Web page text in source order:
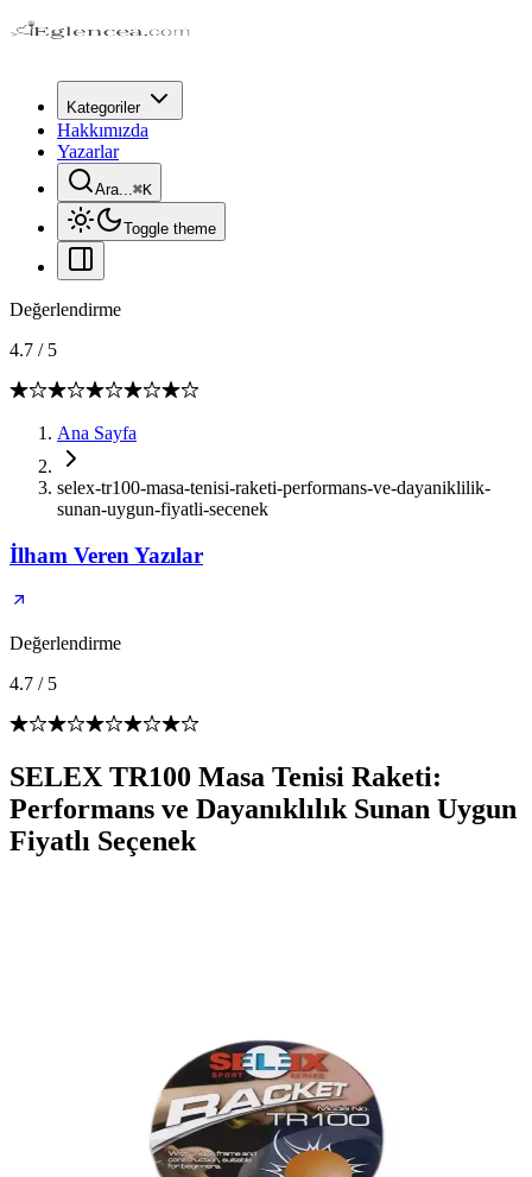
Kategoriler
Hakkımızda
Yazarlar
Ara...⌘K
Toggle theme
Değerlendirme
4.7 / 5
Ana Sayfa
selex-tr100-masa-tenisi-raketi-performans-ve-dayaniklilik-
sunan-uygun-fiyatli-secenek
İlham Veren Yazılar
Değerlendirme
4.7 / 5
SELEX TR100 Masa Tenisi Raketi:
Performans ve Dayanıklılık Sunan Uygun
Fiyatlı Seçenek